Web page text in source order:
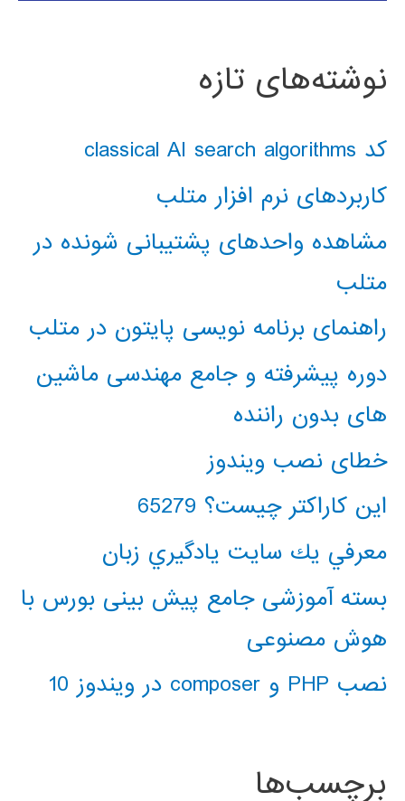
نوشته‌های تازه
کد classical AI search algorithms
کاربردهای نرم افزار متلب
مشاهده واحدهای پشتیبانی شونده در
متلب
راهنمای برنامه نویسی پایتون در متلب
دوره پیشرفته و جامع مهندسی ماشین
های بدون راننده
خطای نصب ویندوز
این کاراکتر چیست؟ 65279
معرفي يك سايت يادگيري زبان
بسته آموزشی جامع پیش بینی بورس با
هوش مصنوعی
نصب PHP و composer در ویندوز 10
برچسب‌ها